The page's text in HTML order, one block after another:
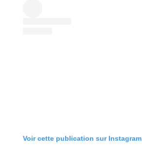
Voir cette publication sur Instagram